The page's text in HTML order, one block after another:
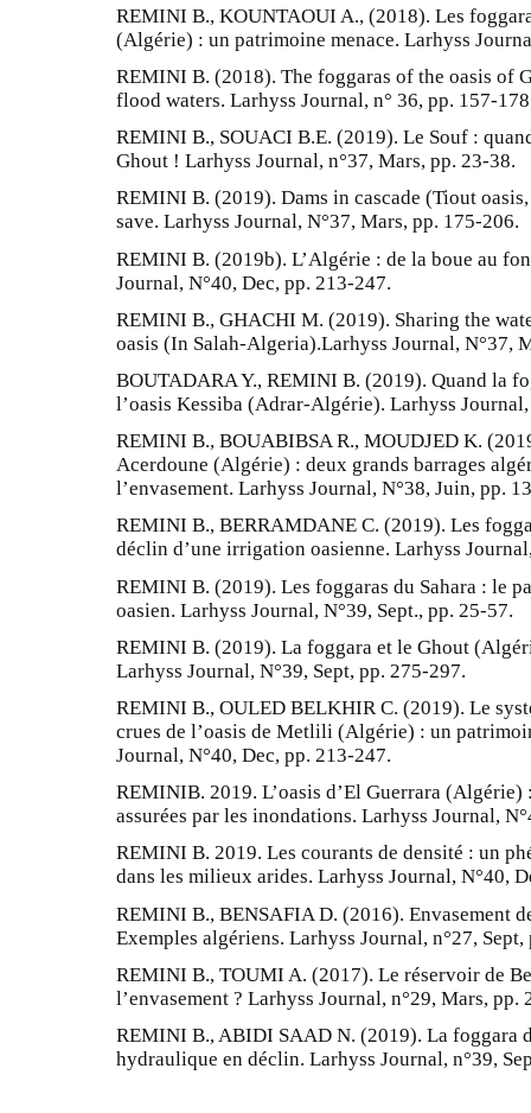
REMINI B., KOUNTAOUI A., (2018). Les
(Algérie) : un patrimoine menace. Larhyss
REMINI B. (2018). The foggaras of the oasis of
flood waters. Larhyss Journal, n° 36, pp. 157-
REMINI B., SOUACI B.E. (2019). Le Souf :
Ghout ! Larhyss Journal, n°37, Mars, pp. 23-38.
REMINI B. (2019). Dams in cascade (Tiout
save. Larhyss Journal, N°37, Mars, pp. 175-206.
REMINI B. (2019b). L’Algérie : de la boue au
Journal, N°40, Dec, pp. 213-247.
REMINI B., GHACHI M. (2019). Sharing the
oasis (In Salah-Algeria).Larhyss Journal, N°37,
BOUTADARA Y., REMINI B. (2019). Quand la
l’oasis Kessiba (Adrar-Algérie). Larhyss
REMINI B., BOUABIBSA R., MOUDJED K.
Acerdoune (Algérie) : deux grands barrages
l’envasement. Larhyss Journal, N°38, Juin, pp.
REMINI B., BERRAMDANE C. (2019). Les
déclin d’une irrigation oasienne. Larhyss
REMINI B. (2019). Les foggaras du Sahara : le
oasien. Larhyss Journal, N°39, Sept., pp. 25-57.
REMINI B. (2019). La foggara et le Ghout
Larhyss Journal, N°39, Sept, pp. 275-297.
REMINI B., OULED BELKHIR C. (2019). Le
crues de l’oasis de Metlili (Algérie) : un
Journal, N°40, Dec, pp. 213-247.
REMINIB. 2019. L’oasis d’El Guerrara
assurées par les inondations. Larhyss Journal,
REMINI B. 2019. Les courants de densité : un
dans les milieux arides. Larhyss Journal, N°40,
REMINI B., BENSAFIA D. (2016). Envasement
Exemples algériens. Larhyss Journal, n°27, Sept,
REMINI B., TOUMI A. (2017). Le réservoir de
l’envasement ? Larhyss Journal, n°29, Mars, pp.
REMINI B., ABIDI SAAD N. (2019). La foggara
hydraulique en déclin. Larhyss Journal, n°39,